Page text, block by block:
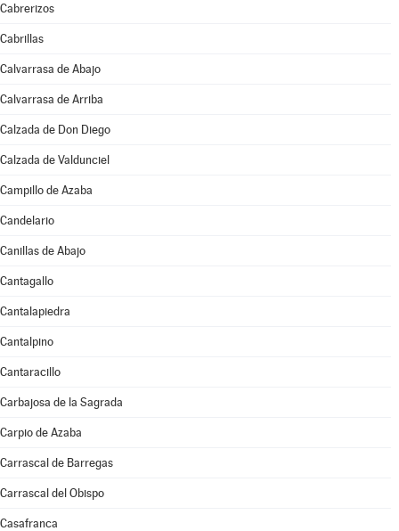
Cabrerizos
Cabrillas
Calvarrasa de Abajo
Calvarrasa de Arriba
Calzada de Don Diego
Calzada de Valdunciel
Campillo de Azaba
Candelario
Canillas de Abajo
Cantagallo
Cantalapiedra
Cantalpino
Cantaracillo
Carbajosa de la Sagrada
Carpio de Azaba
Carrascal de Barregas
Carrascal del Obispo
Casafranca